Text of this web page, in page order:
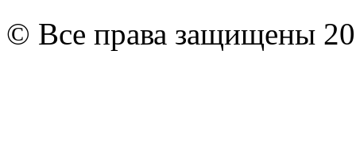
© Все права защищены